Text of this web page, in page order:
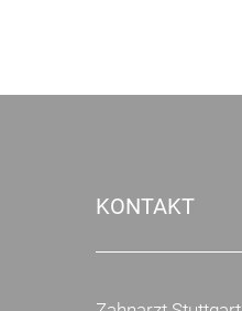
KONTAKT